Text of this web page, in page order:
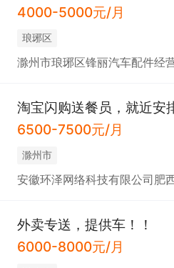
4000-5000元/月
琅琊区
滁州市琅琊区锋丽汽车配件经
6500-7500元/月
滁州市
安徽环泽网络科技有限公司肥
外卖专送，提供车！！
6000-8000元/月